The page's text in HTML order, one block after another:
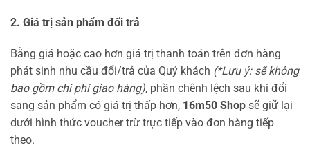
2. Giá trị sản phẩm đổi trả
Bằng giá hoặc cao hơn giá trị thanh toán trên đơn hàng
phát sinh nhu cầu đổi/trả của Quý khách (*Lưu ý: sẽ không
bao gồm chi phí giao hàng), phần chênh lệch sau khi đổi
sang sản phẩm có giá trị thấp hơn, 16m50 Shop sẽ giữ lại
dưới hình thức voucher trừ trực tiếp vào đơn hàng tiếp
theo.